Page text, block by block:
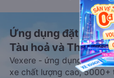
Ứng dụng đặt vé Xe
Tàu hoả và Thuê xe
Vexere - ứng dụng đặt vé
xe chất lượng cao, 5000+